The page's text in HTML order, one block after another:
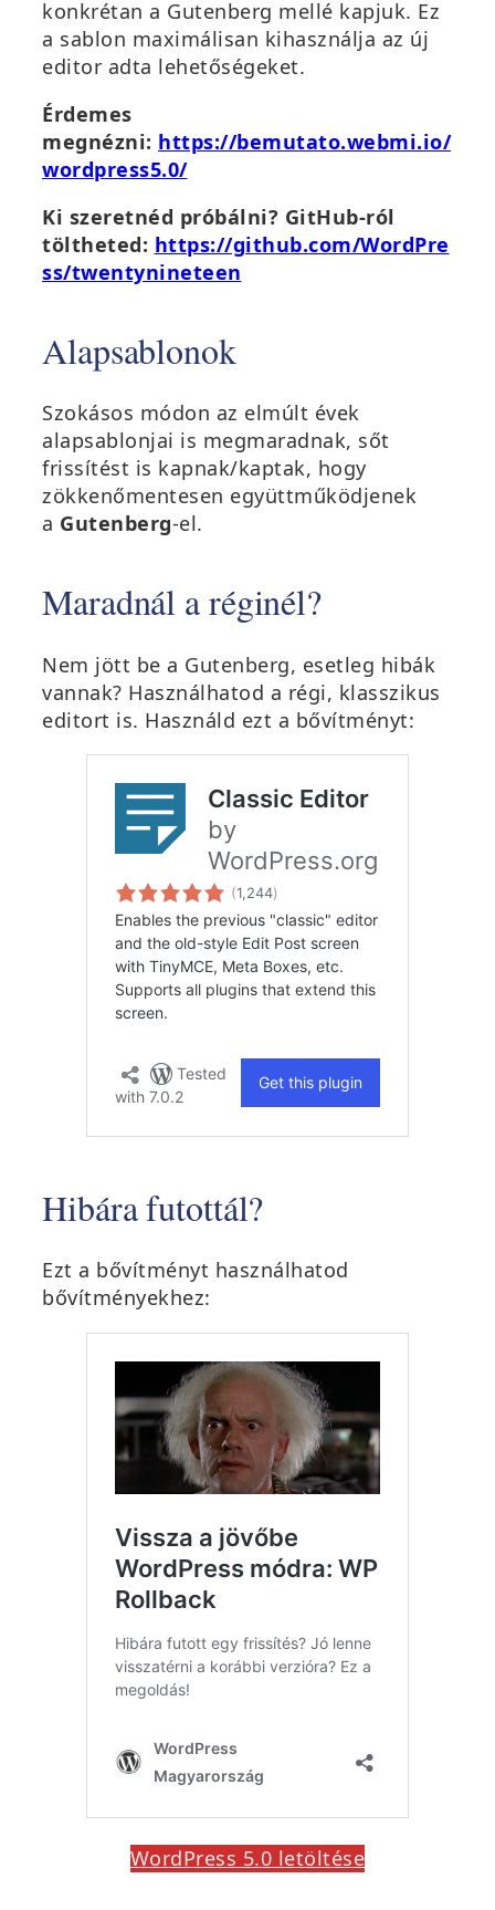
konkrétan a Gutenberg mellé kapjuk. Ez
a sablon maximálisan kihasználja az új
editor adta lehetőségeket.
Érdemes
megnézni: https://bemutato.webmi.io/
wordpress5.0/
Ki szeretnéd próbálni? GitHub-ról
töltheted: https://github.com/WordPre
ss/twentynineteen
Alapsablonok
Szokásos módon az elmúlt évek
alapsablonjai is megmaradnak, sőt
frissítést is kapnak/kaptak, hogy
zökkenőmentesen együttműködjenek
a Gutenberg-el.
Maradnál a réginél?
Nem jött be a Gutenberg, esetleg hibák
vannak? Használhatod a régi, klasszikus
editort is. Használd ezt a bővítményt:
Hibára futottál?
Ezt a bővítményt használhatod
bővítményekhez:
WordPress 5.0 letöltése